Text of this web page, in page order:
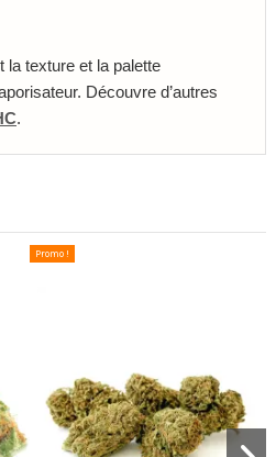
la texture et la palette
Découvre d’autres
.
Promo !